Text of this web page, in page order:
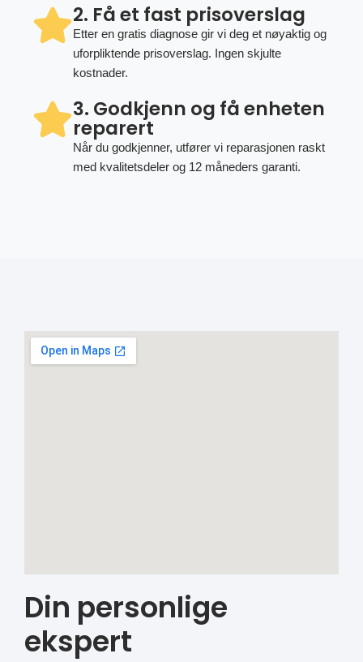
2. Få et fast prisoverslag
Etter en gratis diagnose gir vi deg et nøyaktig og
uforpliktende prisoverslag. Ingen skjulte
kostnader.
3. Godkjenn og få enheten
reparert
Når du godkjenner, utfører vi reparasjonen raskt
med kvalitetsdeler og 12 måneders garanti.
Din personlige
ekspert